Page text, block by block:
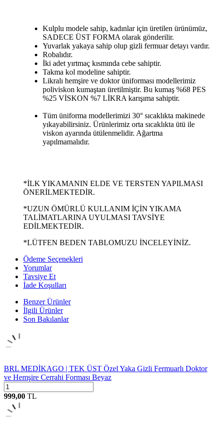
Kulplu modele sahip, kadınlar için üretilen ürünümüz,
SADECE ÜST FORMA olarak gönderilir.
Yuvarlak yakaya sahip olup gizli fermuar detayı vardır.
Robalıdır.
İki adet yırtmaç kısmında cebe sahiptir.
Takma kol modeline sahiptir.
Likralı hemşire ve doktor üniforması modellerimiz
poliviskon kumaştan üretilmiştir. Bu kumaş %68 PES
%25 VİSKON %7 LİKRA karışıma sahiptir.
Tüm üniforma modellerimizi 30° sıcaklıkta makinede
yıkayabilirsiniz. Ürünlerimiz orta sıcaklıkta ütü ile
viskon ayarında ütülenmelidir. Ağartma
yapılmamalıdır.
*İLK YIKAMANIN ELDE VE TERSTEN YAPILMASI
ÖNERİLMEKTEDİR.
*UZUN ÖMÜRLÜ KULLANIM İÇİN YIKAMA
TALİMATLARINA UYULMASI TAVSİYE
EDİLMEKTEDİR.
*LÜTFEN BEDEN TABLOMUZU İNCELEYİNİZ.
Ödeme Seçenekleri
Yorumlar
Tavsiye Et
İade Koşulları
Benzer Ürünler
İlgili Ürünler
Son Bakılanlar
BRL MEDİKAGO | TEK ÜST Özel Yaka Gizli Fermuarlı Doktor
ve Hemşire Cerrahi Forması Beyaz
999,00 TL